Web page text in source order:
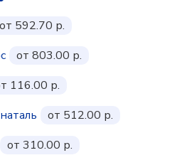
от 592.70 р.
от 803.00 р.
116.00 р.
от 512.00 р.
от 310.00 р.